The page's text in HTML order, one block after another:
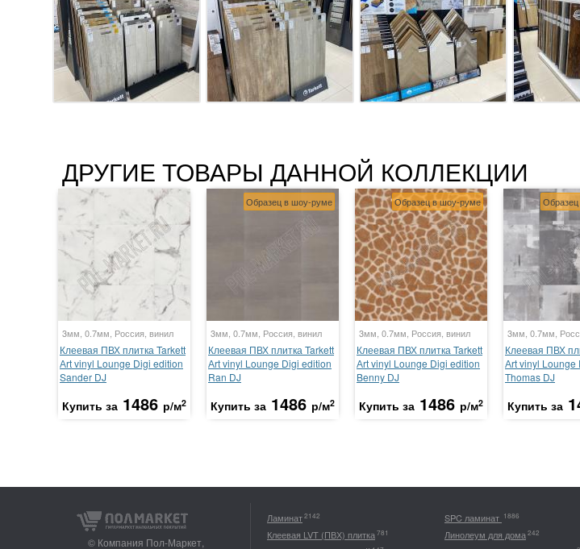
ДРУГИЕ ТОВАРЫ ДАННОЙ КОЛЛЕКЦИИ
3мм, 0.7мм, Россия, винил
Клеевая ПВХ плитка Tarkett
Аrt vinyl Lounge Digi edition
Sander DJ
Купить за 1486 р/м2
Образец в шоу-руме
3мм, 0.7мм, Россия, винил
Клеевая ПВХ плитка Tarkett
Аrt vinyl Lounge Digi edition
Ran DJ
Купить за 1486 р/м2
Образец в шоу-руме
3мм, 0.7мм, Россия, винил
Клеевая ПВХ плитка Tarkett
Аrt vinyl Lounge Digi edition
Benny DJ
Купить за 1486 р/м2
3мм, 0.7мм,
Клеевая ПВХ
Аrt vinyl Lounge
Thomas DJ
Купить за
© Компания Пол-Маркет,
Ламинат2142 SPC ламинат 1886
Клеевая LVT (ПВХ) плитка781 Линолеум для дома242